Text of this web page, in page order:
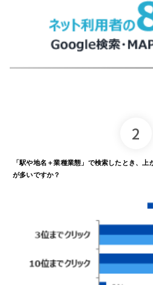
2
「駅や地名＋業種業態」で検索したとき、 上
が多いですか？